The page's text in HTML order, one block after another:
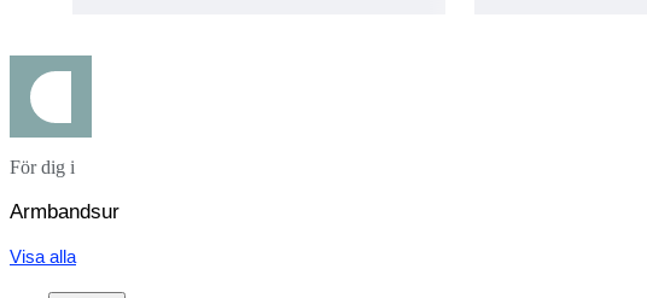
För dig i
Armbandsur
Visa alla